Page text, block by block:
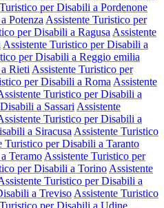
per Disabili a Pordenone
Potenza Assistente Turistico per
per Disabili a Ragusa Assistente
Assistente Turistico per Disabili a
per Disabili a Reggio emilia
Rieti Assistente Turistico per
per Disabili a Roma Assistente
Turistico per Disabili a
a Sassari Assistente
Turistico per Disabili a
a Siracusa Assistente Turistico
Turistico per Disabili a Taranto
Teramo Assistente Turistico per
per Disabili a Torino Assistente
Turistico per Disabili a
a Treviso Assistente Turistico